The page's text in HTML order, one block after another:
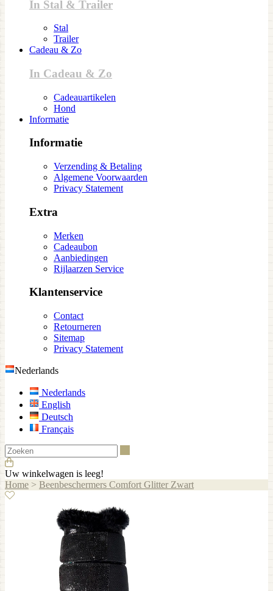
In Stal & Trailer
Stal
Trailer
Cadeau & Zo
In Cadeau & Zo
Cadeauartikelen
Hond
Informatie
Informatie
Verzending & Betaling
Algemene Voorwaarden
Privacy Statement
Extra
Merken
Cadeaubon
Aanbiedingen
Rijlaarzen Service
Klantenservice
Contact
Retourneren
Sitemap
Privacy Statement
Nederlands
Nederlands
English
Deutsch
Français
Uw winkelwagen is leeg!
Home > Beenbeschermers Comfort Glitter Zwart